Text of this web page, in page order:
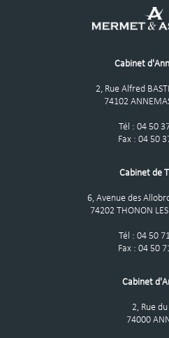
Cabinet
2, Rue Alfred
74102
Tél : 04 50
Fax : 04 50
Cabinet de
6, Avenue des
74202 THONON
Tél : 04 50
Fax : 04 50
Cabinet
2, Rue
74000